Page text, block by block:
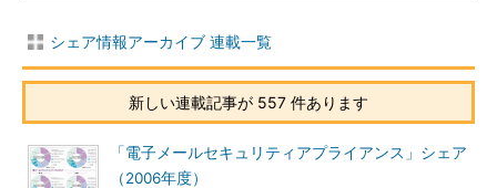
シェア情報アーカイブ 連載一覧
新しい連載記事が 557 件あります
「電子メールセキュリティアプライアンス」シェア
（2006年度）